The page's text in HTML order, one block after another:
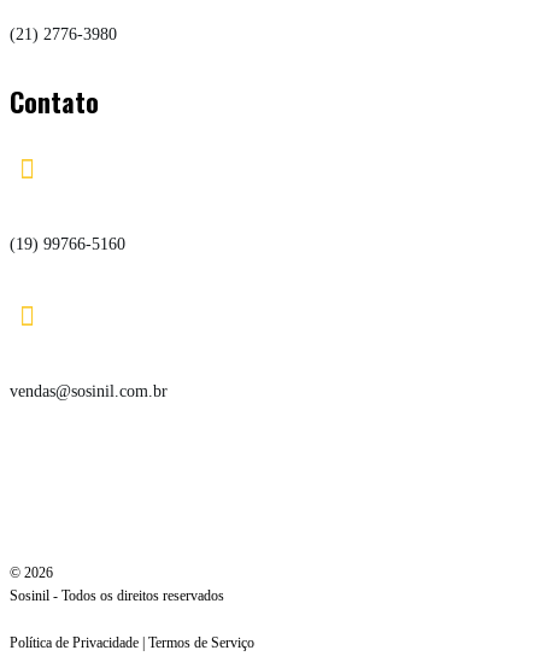
(21) 2776-3980
Contato

(19) 99766-5160

vendas@sosinil.com.br
© 2026
Sosinil - Todos os direitos reservados
Política de Privacidade | Termos de Serviço